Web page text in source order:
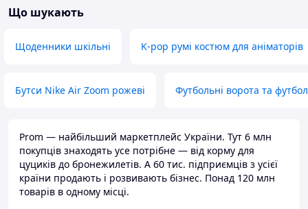
Що шукають
Щоденники шкільні K-pop румі костюм для аніматорів
Бутси Nike Air Zoom рожеві Футбольні ворота та
Prom — найбільший маркетплейс України. Тут 6 млн
покупців знаходять усе потрібне — від корму для
цуциків до бронежилетів. А 60 тис. підприємців з усієї
країни продають і розвивають бізнес. Понад 120 млн
товарів в одному місці.